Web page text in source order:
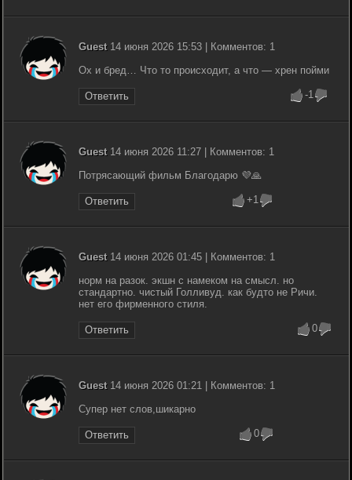
Guest14 июня 2026 15:53 | Комментов: 1
Ох и бред… Что то происходит, а что — хрен пойми
Ответить -1
Guest14 июня 2026 11:27 | Комментов: 1
Потрясающий фильм Благодарю 💜🙏
Ответить +1
Guest14 июня 2026 01:45 | Комментов: 1
норм на разок. экшн с намеком на смысл. но
стандартно. чистый Голливуд. как будто не Ричи.
нет его фирменного стиля.
Ответить 0
Guest14 июня 2026 01:21 | Комментов: 1
Супер нет слов,шикарно
Ответить 0